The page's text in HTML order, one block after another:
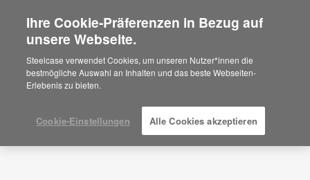
Are you in United States?
Would you like to see Products we sell in
your region?
Americas
Español
Planungsideen
Ihre Cookie-Präferenzen in Bezug auf
unsere Webseite.
Steelcase verwendet Cookies, um unseren Nutzer*innen die
bestmögliche Auswahl an Inhalten und das beste Webseiten-
Erlebenis zu bieten.
Cookie-Einstellungen Alle Cookies akzeptieren